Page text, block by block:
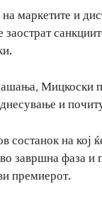
маркетите и
заострат
Мицкоски
и
на кој
завршна фаза и
премиерот.